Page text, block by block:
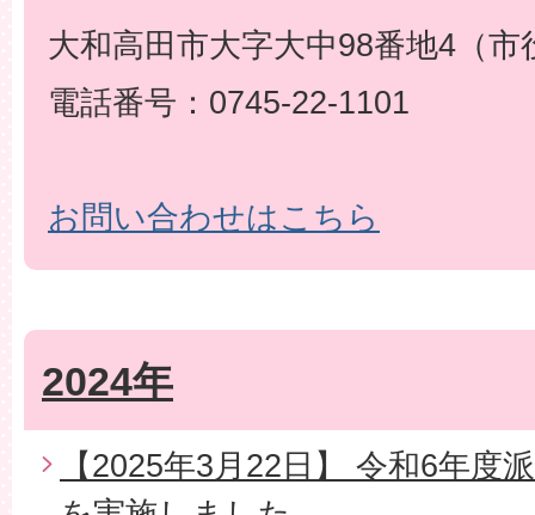
大和高田市大字大中98番地4（市
電話番号：0745-22-1101
お問い合わせはこちら
2024年
【2025年3月22日】 令和6年度